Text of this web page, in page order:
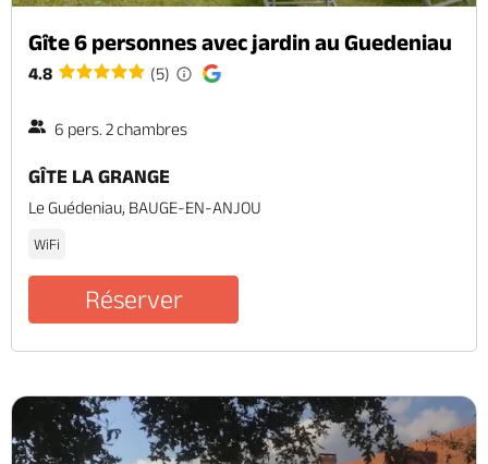
Gîte 6 personnes avec jardin au Guedeniau
4.8 (5)
6 pers. 2 chambres
GÎTE LA GRANGE
Le Guédeniau, BAUGE-EN-ANJOU
WiFi
Réserver